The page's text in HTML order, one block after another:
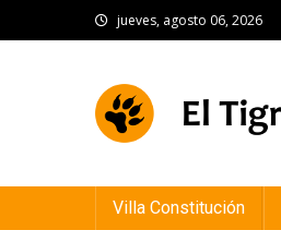
to
jueves, agosto 06, 2026
Villa Constitución